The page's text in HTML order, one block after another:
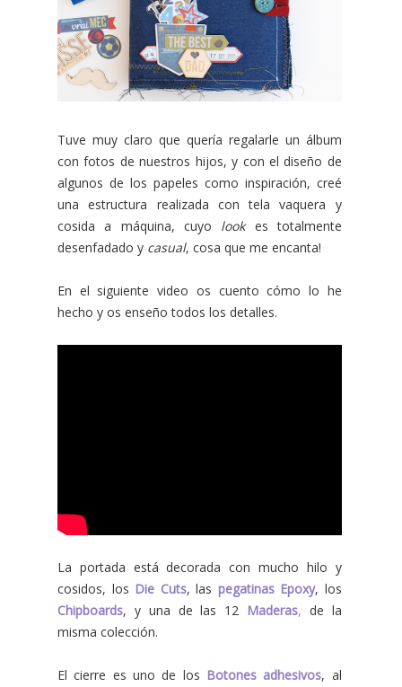
Tuve muy claro que quería regalarle un álbum
con fotos de nuestros hijos, y con el diseño de
algunos de los papeles como inspiración, creé
una estructura realizada con tela vaquera y
cosida a máquina, cuyo lookes totalmente
desenfadado y casual, cosa que me encanta!
En el siguiente video os cuento cómo lo he
hecho y os enseño todos los detalles.
La portada está decorada con mucho hilo y
cosidos, los Die Cuts, las pegatinas Epoxy, los
Chipboards, y una de las 12 Maderas, de la
misma colección.
El cierre es uno de los Botones adhesivos, al